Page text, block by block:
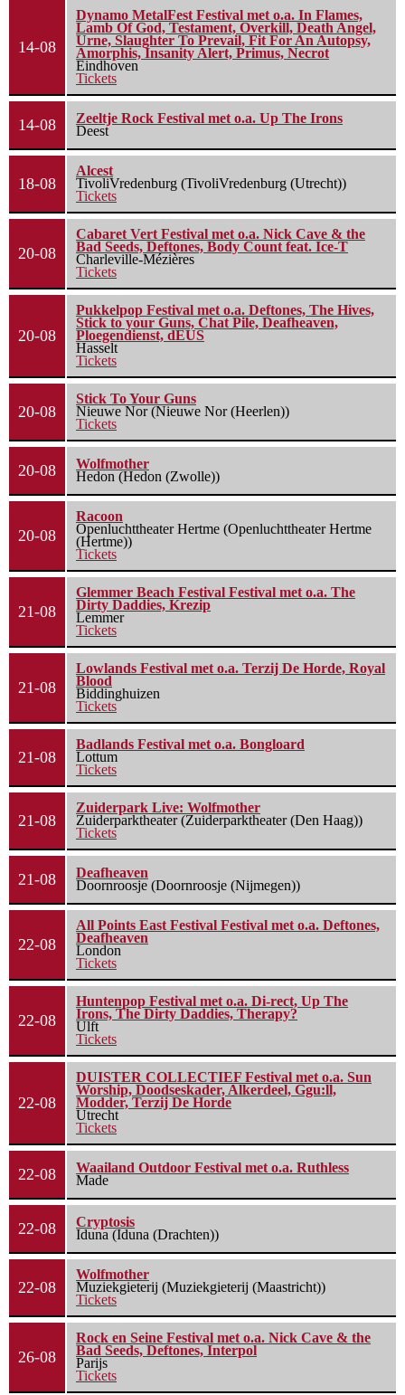
14-08
Dynamo MetalFest Festival met o.a. In Flames,
Lamb Of God, Testament, Overkill, Death Angel,
Urne, Slaughter To Prevail, Fit For An Autopsy,
Amorphis, Insanity Alert, Primus, Necrot
Eindhoven
Tickets
14-08
Zeeltje Rock Festival met o.a. Up The Irons
Deest
18-08
Alcest
TivoliVredenburg (TivoliVredenburg (Utrecht))
Tickets
20-08
Cabaret Vert Festival met o.a. Nick Cave & the
Bad Seeds, Deftones, Body Count feat. Ice-T
Charleville-Mézières
Tickets
20-08
Pukkelpop Festival met o.a. Deftones, The Hives,
Stick to your Guns, Chat Pile, Deafheaven,
Ploegendienst, dEUS
Hasselt
Tickets
20-08
Stick To Your Guns
Nieuwe Nor (Nieuwe Nor (Heerlen))
Tickets
20-08
Wolfmother
Hedon (Hedon (Zwolle))
20-08
Racoon
Openluchttheater Hertme (Openluchttheater Hertme
(Hertme))
Tickets
21-08
Glemmer Beach Festival Festival met o.a. The
Dirty Daddies, Krezip
Lemmer
Tickets
21-08
Lowlands Festival met o.a. Terzij De Horde, Royal
Blood
Biddinghuizen
Tickets
21-08
Badlands Festival met o.a. Bongloard
Lottum
Tickets
21-08
Zuiderpark Live: Wolfmother
Zuiderparktheater (Zuiderparktheater (Den Haag))
Tickets
21-08
Deafheaven
Doornroosje (Doornroosje (Nijmegen))
22-08
All Points East Festival Festival met o.a. Deftones,
Deafheaven
London
Tickets
22-08
Huntenpop Festival met o.a. Di-rect, Up The
Irons, The Dirty Daddies, Therapy?
Ulft
Tickets
22-08
DUISTER COLLECTIEF Festival met o.a. Sun
Worship, Doodseskader, Alkerdeel, Ggu:ll,
Modder, Terzij De Horde
Utrecht
Tickets
22-08
Waailand Outdoor Festival met o.a. Ruthless
Made
22-08
Cryptosis
Iduna (Iduna (Drachten))
22-08
Wolfmother
Muziekgieterij (Muziekgieterij (Maastricht))
Tickets
26-08
Rock en Seine Festival met o.a. Nick Cave & the
Bad Seeds, Deftones, Interpol
Parijs
Tickets